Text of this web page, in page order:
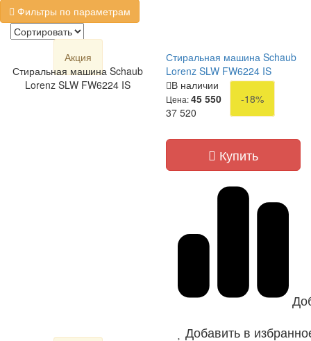
Фильтры по параметрам
Акция
Стиральная машина Schaub
Lorenz SLW FW6224 IS
Стиральная машина Schaub
Lorenz SLW FW6224 IS
В наличии
Цена:45 550
-18%
37 520
Купить
Добавить в